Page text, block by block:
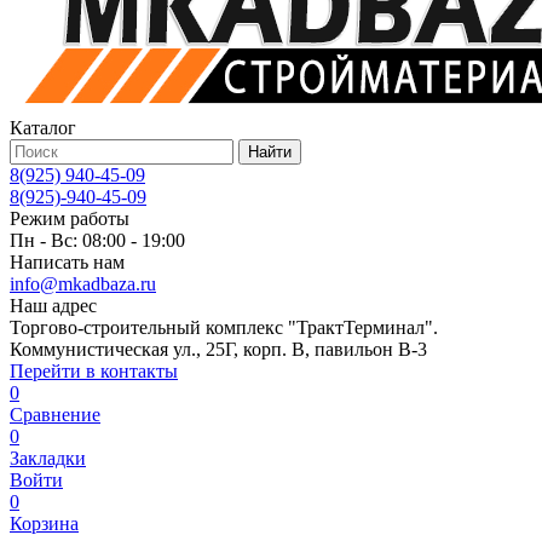
Каталог
Найти
8(925) 940-45-09
8(925)-940-45-09
Режим работы
Пн - Вс: 08:00 - 19:00
Написать нам
info@mkadbaza.ru
Наш адрес
Торгово-строительный комплекс "ТрактТерминал".
Коммунистическая ул., 25Г, корп. В, павильон В-3
Перейти в контакты
0
Сравнение
0
Закладки
Войти
0
Корзина